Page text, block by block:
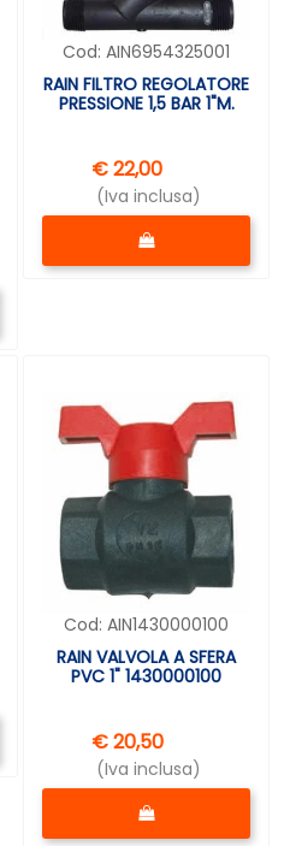
Cod: AIN6954325001
RAIN FILTRO REGOLATORE
PRESSIONE 1,5 BAR 1"M.
€ 22,00
(Iva inclusa)
Quantità
Cod: AIN1430000100
RAIN VALVOLA A SFERA
PVC 1" 1430000100
€ 20,50
(Iva inclusa)
Quantità